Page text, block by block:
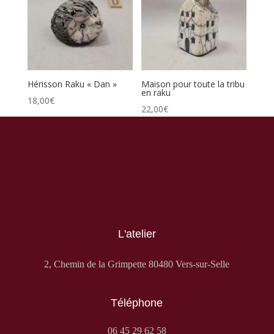
Hérisson Raku « Dan »
18,00€
Maison pour toute la tribu
en raku
22,00€
L'atelier
2, Chemin de la Grimpette 80480 Vers-sur-Selle
Téléphone
06 45 29 62 58